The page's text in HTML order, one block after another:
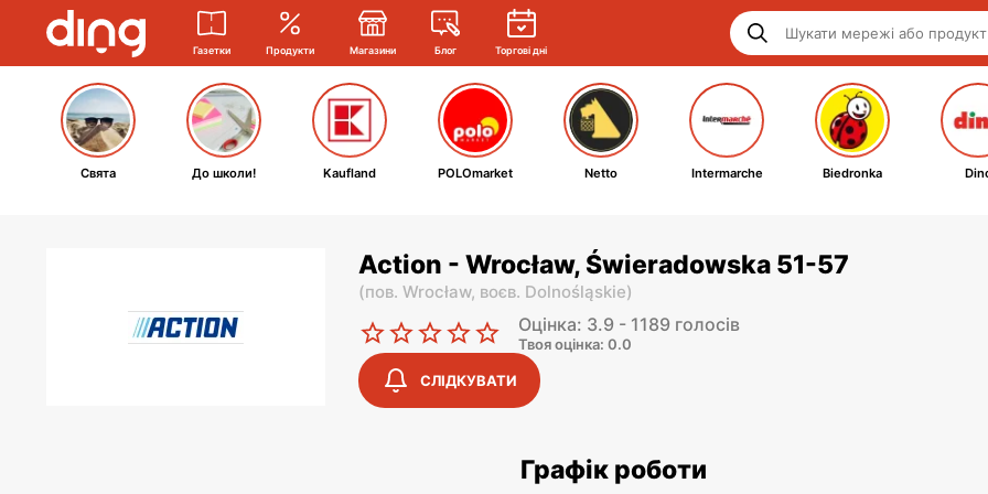
Газетки Продукти Магазини Блог Торгові дні
Свята До школи! Kaufland POLOmarket Netto Intermarche Biedronka
Action - Wrocław, Świeradowska 51-57
(пов. Wrocław, воєв. Dolnośląskie)
Оцінка: 3.9 - 1189 голосів
Твоя оцінка: 0.0
СЛІДКУВАТИ
Графік роботи